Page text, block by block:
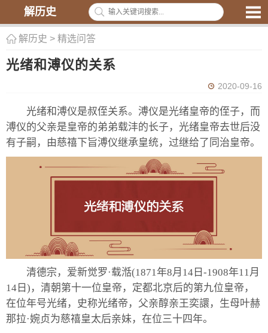
解历史
解历史 > 精选问答
光绪和溥仪的关系
2020-09-16
光绪和溥仪是叔侄关系。溥仪是光绪皇帝的侄子，而
溥仪的父亲是皇帝的弟弟载沣的长子，光绪皇帝去世后没
有子嗣，由慈禧下旨溥仪继承皇统，过继给了同治皇帝。
清德宗，爱新觉罗·载湉(1871年8月14日-1908年11月
14日)，清朝第十一位皇帝，定都北京后的第九位皇帝，
在位年号光绪，史称光绪帝，父亲醇亲王奕譞，生母叶赫
那拉·婉贞为慈禧皇太后亲妹，在位三十四年。